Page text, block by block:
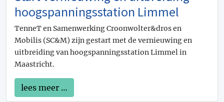
hoogspanningsstation Limmel
TenneT en Samenwerking Croonwolter&dros en
Mobilis (SC&M) zijn gestart met de vernieuwing en
uitbreiding van hoogspanningsstation Limmel in
Maastricht.
lees meer …